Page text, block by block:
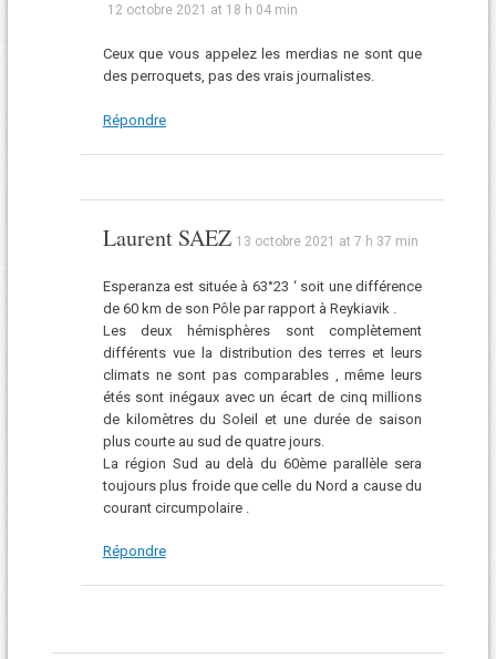
12 octobre 2021 at 18 h 04 min
Ceux que vous appelez les merdias ne sont que
des perroquets, pas des vrais journalistes.
Répondre
Laurent SAEZ 13 octobre 2021 at 7 h 37 min
Esperanza est située à 63°23 ‘ soit une différence
de 60 km de son Pôle par rapport à Reykiavik .
Les deux hémisphères sont complètement
différents vue la distribution des terres et leurs
climats ne sont pas comparables , même leurs
étés sont inégaux avec un écart de cinq millions
de kilomètres du Soleil et une durée de saison
plus courte au sud de quatre jours.
La région Sud au delà du 60ème parallèle sera
toujours plus froide que celle du Nord a cause du
courant circumpolaire .
Répondre